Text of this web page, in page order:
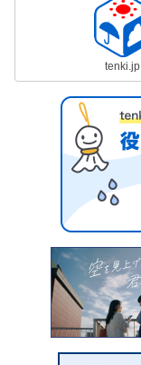
tenki.jp